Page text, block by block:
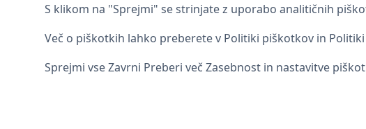
S klikom na "Sprejmi" se strinjate z uporabo analitičnih
Več o piškotkih lahko preberete v Politiki piškotkov in
Sprejmi vse Zavrni Preberi več Zasebnost in nastavitve